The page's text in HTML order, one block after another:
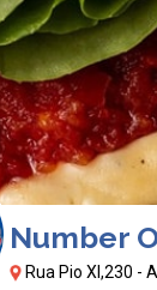
Number
Rua Pio XI,230 -